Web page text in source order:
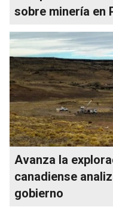
sobre minería en
Avanza la
canadiense
gobierno